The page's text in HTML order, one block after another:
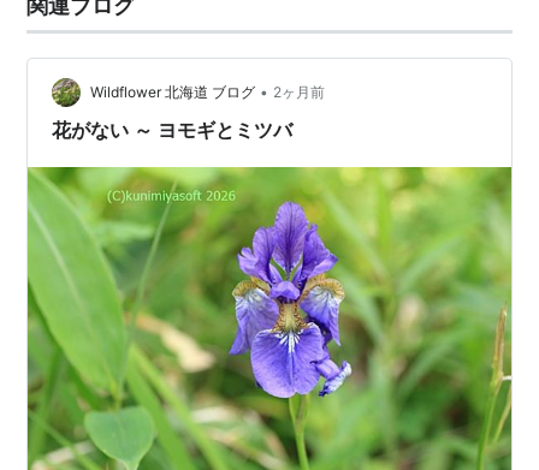
関連ブログ
Wildflower 北海道 ブログ • 2ヶ月前
花がない ～ ヨモギとミツバ